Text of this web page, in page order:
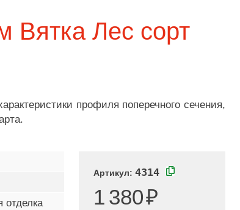
Вятка Лес сорт
Артикул: 4314
1 380
отделка
профиля поперечного сечения,